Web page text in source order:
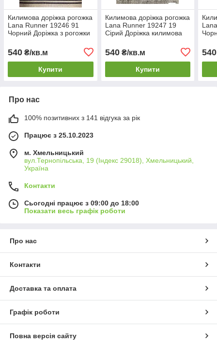
Килимова доріжка рогожка
Lana Runner 19246 91
Чорний Доріжка з рогожки
килимова доріжка
540 ₴/кв.м
Купити
Килимова доріжка рогожка
Lana Runner 19247 19
Сірий Доріжка килимова
сходи
540₴/кв.м
Купити
540
Про нас
100% позитивних з 141 відгука за рік
Працює з 25.10.2023
м. Хмельницький
вул.Тернопільська, 19 (Індекс 29018), Хмельницький,
Україна
Контакти
Сьогодні працює з 09:00 до 18:00
Показати весь графік роботи
Про нас
Контакти
Доставка та оплата
Графік роботи
Повна версія сайту